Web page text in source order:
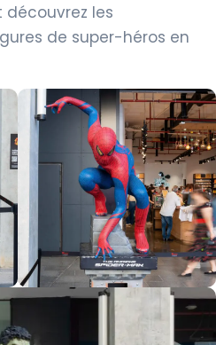
découvrez les
de super-héros en